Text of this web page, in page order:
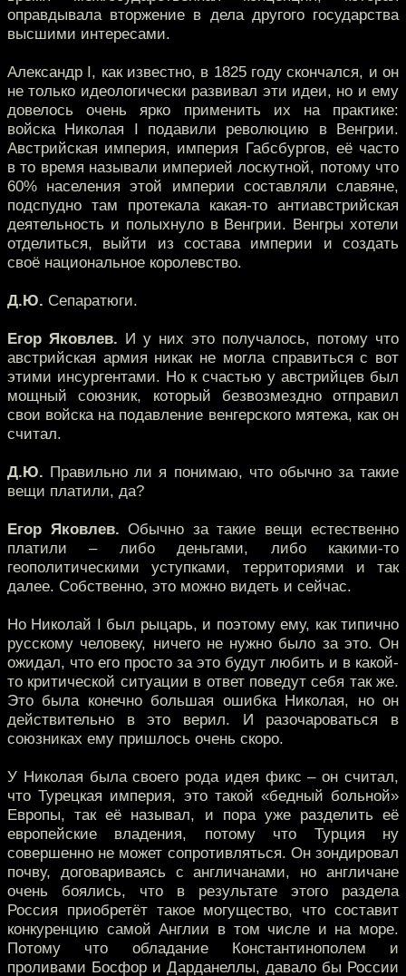
оправдывала вторжение в дела другого государства
высшими интересами.
Александр I, как известно, в 1825 году скончался, и он
не только идеологически развивал эти идеи, но и ему
довелось очень ярко применить их на практике:
войска Николая I подавили революцию в Венгрии.
Австрийская империя, империя Габсбургов, её часто
в то время называли империей лоскутной, потому что
60% населения этой империи составляли славяне,
подспудно там протекала какая-то антиавстрийская
деятельность и полыхнуло в Венгрии. Венгры хотели
отделиться, выйти из состава империи и создать
своё национальное королевство.
Д.Ю. Сепаратюги.
Егор Яковлев. И у них это получалось, потому что
австрийская армия никак не могла справиться с вот
этими инсургентами. Но к счастью у австрийцев был
мощный союзник, который безвозмездно отправил
свои войска на подавление венгерского мятежа, как он
считал.
Д.Ю. Правильно ли я понимаю, что обычно за такие
вещи платили, да?
Егор Яковлев. Обычно за такие вещи естественно
платили – либо деньгами, либо какими-то
геополитическими уступками, территориями и так
далее. Собственно, это можно видеть и сейчас.
Но Николай I был рыцарь, и поэтому ему, как типично
русскому человеку, ничего не нужно было за это. Он
ожидал, что его просто за это будут любить и в какой-
то критической ситуации в ответ поведут себя так же.
Это была конечно большая ошибка Николая, но он
действительно в это верил. И разочароваться в
союзниках ему пришлось очень скоро.
У Николая была своего рода идея фикс – он считал,
что Турецкая империя, это такой «бедный больной»
Европы, так её называл, и пора уже разделить её
европейские владения, потому что Турция ну
совершенно не может сопротивляться. Он зондировал
почву, договариваясь с англичанами, но англичане
очень боялись, что в результате этого раздела
Россия приобретёт такое могущество, что составит
конкуренцию самой Англии в том числе и на море.
Потому что обладание Константинополем и
проливами Босфор и Дарданеллы, давало бы России